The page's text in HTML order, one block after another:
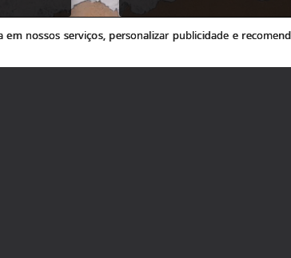
nossos serviços, personalizar publicidade e